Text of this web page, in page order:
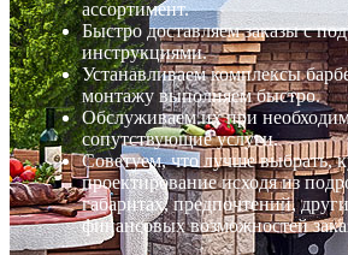
ассортимент.
Быстро доставляем заказы с
инструкциями.
Устанавливаем комплексы
монтажу выполняем быстро.
Обслуживаем их при
сопутствующие услуги.
Советуем, что лучше выбрать,
проектирование исходя из
габаритах, предпочтений,
финансовых возможностей